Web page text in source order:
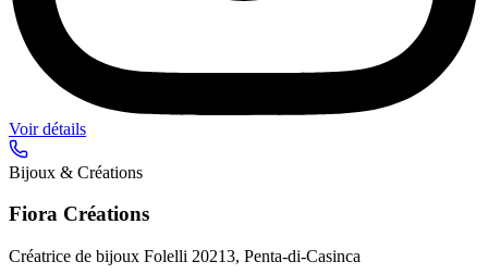
Voir détails
Bijoux & Créations
Fiora Créations
Créatrice de bijoux Folelli 20213, Penta-di-Casinca